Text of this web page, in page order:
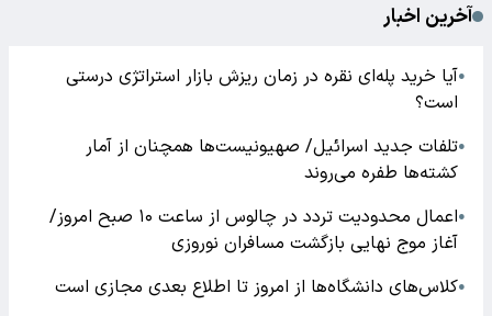
آخرین اخبار
●آیا خرید پله‌ای نقره در زمان ریزش بازار استراتژی درستی
است؟
●تلفات جدید اسرائیل/ صهیونیست‌ها همچنان از آمار
کشته‌ها طفره می‌روند
●
اعمال محدودیت تردد در چالوس از ساعت ۱۰ صبح امروز/
آغاز موج نهایی بازگشت مسافران نوروزی
●کلاس‌های دانشگاه‌ها از امروز تا اطلاع بعدی مجازی است